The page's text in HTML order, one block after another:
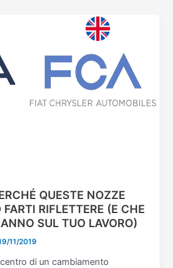
QUESTE NOZZE
FARTI RIFLETTERE (E CHE
SUL TUO LAVORO)
11/2019
centro di un cambiamento